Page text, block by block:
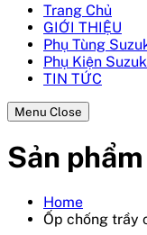
Trang Chủ
GIỚI THIỆU
Phụ Tùng
Phụ Kiện
TIN TỨC
Menu Close
Sản phẩm
Home
Ốp chống trầy